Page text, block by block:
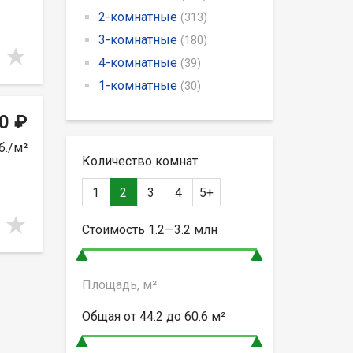
₽
м²
2-комнатные (313)
3-комнатные (180)
4-комнатные (39)
1-комнатные (30)
Количество комнат
1 2 3 4 5+
Стоимость 1.2—3.2 млн
Площадь, м²
Общая от 44.2 до 60.6 м²